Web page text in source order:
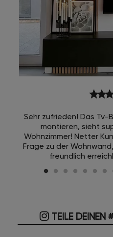
starstar
Sehr zufrieden! Das Tv-
montieren, sieht
Wohnzimmer! Netter
Frage zu der
freundlich
TEILE DEINEN